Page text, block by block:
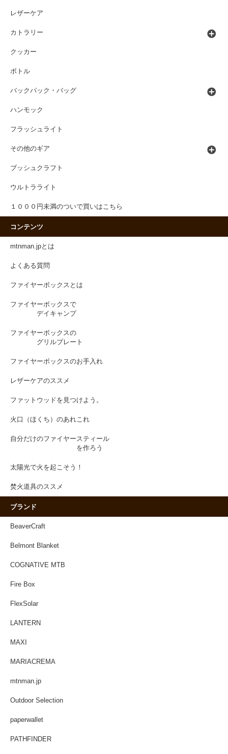
レザーケア
カトラリー
クッカー
ボトル
バックパック・バッグ
ハンモック
フラッシュライト
その他のギア
ブッシュクラフト
ウルトラライト
１０００円未満のついで買いはこちら
コンテンツ
mtnman.jpとは
よくある質問
ファイヤーボックスとは
ファイヤーボックスで
デイキャンプ
ファイヤーボックスの
グリルプレート
ファイヤーボックスのお手入れ
レザーケアのススメ
ファットウッドを見つけよう。
火口（ほくち）のあれこれ
自分だけのファイヤースティール
を作ろう
太陽光で火を起こそう！
焚火道具のススメ
ブランド
BeaverCraft
Belmont Blanket
COGNATIVE MTB
Fire Box
FlexSolar
LANTERN
MAXI
MARIACREMA
mtnman.jp
Outdoor Selection
paperwallet
PATHFINDER